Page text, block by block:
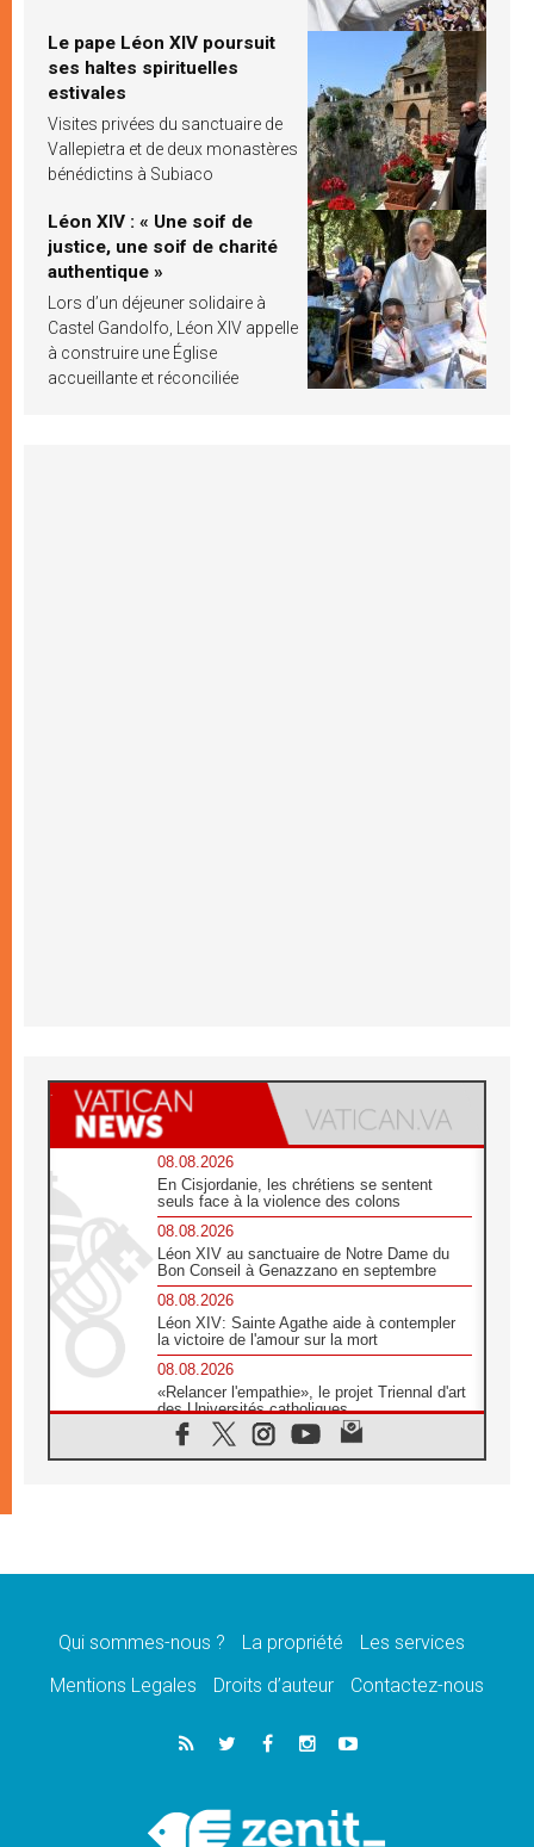
Le pape Léon XIV poursuit
ses haltes spirituelles
estivales
Visites privées du sanctuaire de
Vallepietra et de deux monastères
bénédictins à Subiaco
Léon XIV : « Une soif de
justice, une soif de charité
authentique »
Lors d’un déjeuner solidaire à
Castel Gandolfo, Léon XIV appelle
à construire une Église
accueillante et réconciliée
08.08.2026
En Cisjordanie, les chrétiens se sentent
seuls face à la violence des colons
08.08.2026
Léon XIV au sanctuaire de Notre Dame du
Bon Conseil à Genazzano en septembre
08.08.2026
Léon XIV: Sainte Agathe aide à contempler
la victoire de l'amour sur la mort
08.08.2026
«Relancer l'empathie», le projet Triennal d'art
des Universités catholiques
08.08.2026
Signis 2026, donner la parole aux religieuses
07.08.2026
07.08.2026
de l'Assomption et mémoire nationale
«La paix commence par l'empathie» estime
le cardinal Parolin
En Colombie, «la paix ne s'achète pas avec
une signature»
Qui sommes-nous ? La propriété
Les services
Mentions Legales
Droits d’auteur Contactez-nous